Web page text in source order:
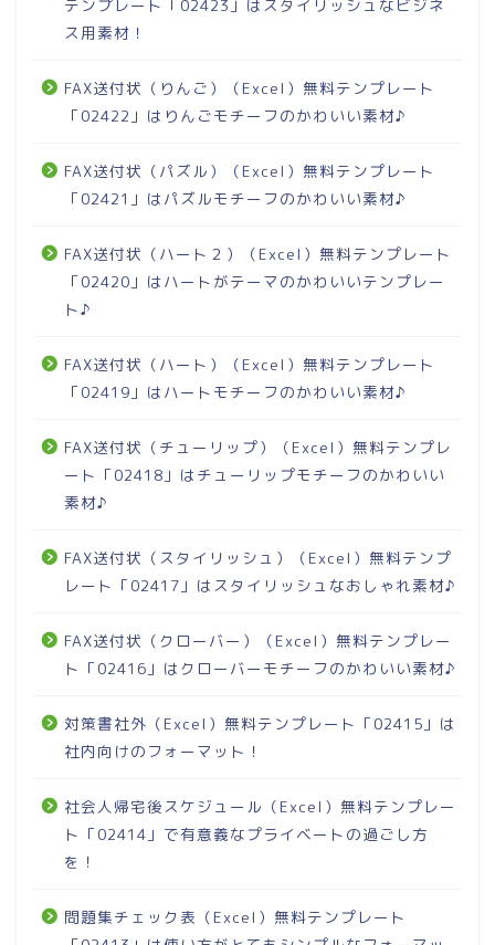
テンプレート「02423」はスタイリッシュなビジネ
ス用素材！
FAX送付状（りんご）（Excel）無料テンプレート
「02422」はりんごモチーフのかわいい素材♪
FAX送付状（パズル）（Excel）無料テンプレート
「02421」はパズルモチーフのかわいい素材♪
FAX送付状（ハート２）（Excel）無料テンプレート
「02420」はハートがテーマのかわいいテンプレー
ト♪
FAX送付状（ハート）（Excel）無料テンプレート
「02419」はハートモチーフのかわいい素材♪
FAX送付状（チューリップ）（Excel）無料テンプレ
ート「02418」はチューリップモチーフのかわいい
素材♪
FAX送付状（スタイリッシュ）（Excel）無料テンプ
レート「02417」はスタイリッシュなおしゃれ素材♪
FAX送付状（クローバー）（Excel）無料テンプレー
ト「02416」はクローバーモチーフのかわいい素材♪
対策書社外（Excel）無料テンプレート「02415」は
社内向けのフォーマット！
社会人帰宅後スケジュール（Excel）無料テンプレー
ト「02414」で有意義なプライベートの過ごし方
を！
問題集チェック表（Excel）無料テンプレート